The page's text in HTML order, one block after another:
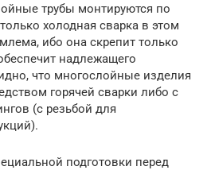
трубы монтируются по
холодная сварка в этом
ибо она скрепит только
надлежащего
что многослойные изделия
горячей сварки либо с
(с резьбой для
подготовки перед